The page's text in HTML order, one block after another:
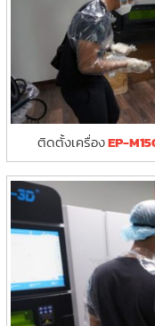
ติดตั้งเครื่องEP-